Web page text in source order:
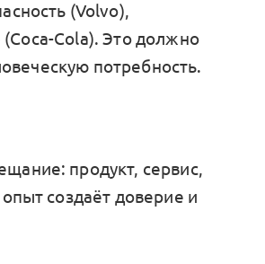
(Volvo),
(Coca-Cola). Это должно
потребность.
продукт, сервис,
создаёт доверие и